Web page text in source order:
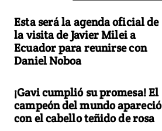
Esta será la agenda oficial de
la visita de Javier Milei a
Ecuador para reunirse con
Daniel Noboa
¡Gavi cumplió su promesa! El
campeón del mundo apareció
con el cabello teñido de rosa